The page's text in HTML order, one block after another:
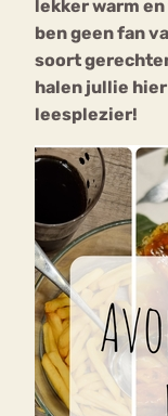
lekker warm
ben geen fan
soort
halen jullie
leesplezier!
Eetbuien
Orthorexia